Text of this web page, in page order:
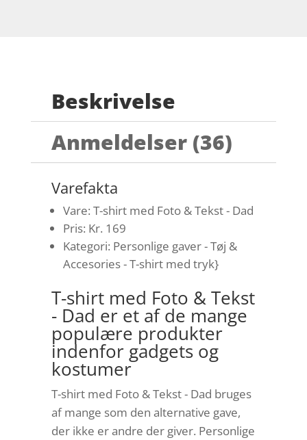
Beskrivelse
Anmeldelser (36)
Varefakta
Vare: T-shirt med Foto & Tekst - Dad
Pris: Kr. 169
Kategori: Personlige gaver - Tøj &
Accesories - T-shirt med tryk}
T-shirt med Foto & Tekst
- Dad er et af de mange
populære produkter
indenfor gadgets og
kostumer
T-shirt med Foto & Tekst - Dad bruges
af mange som den alternative gave,
der ikke er andre der giver. Personlige